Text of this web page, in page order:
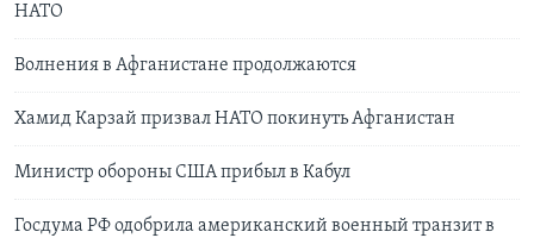
НАТО
Волнения в Афганистане продолжаются
Хамид Карзай призвал НАТО покинуть Афганистан
Министр обороны США прибыл в Кабул
Госдума РФ одобрила американский военный транзит в